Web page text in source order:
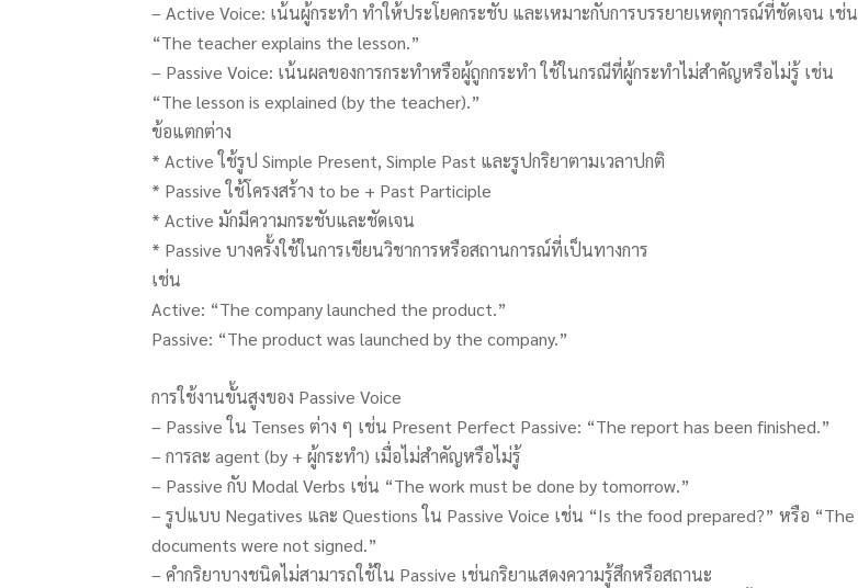
– Active Voice: เน้นผู้กระทำ ทำให้ประโยคกระชับ และเหมาะกับการบรรยายเหตุการณ์ที่ชัดเจน เช่น
“The teacher explains the lesson.”
– Passive Voice: เน้นผลของการกระทำหรือผู้ถูกกระทำ ใช้ในกรณีที่ผู้กระทำไม่สำคัญหรือไม่รู้ เช่น
“The lesson is explained (by the teacher).”
ข้อแตกต่าง
* Active ใช้รูป Simple Present, Simple Past และรูปกริยาตามเวลาปกติ
* Passive ใช้โครงสร้าง to be + Past Participle
* Active มักมีความกระชับและชัดเจน
* Passive บางครั้งใช้ในการเขียนวิชาการหรือสถานการณ์ที่เป็นทางการ
เช่น
Active: “The company launched the product.”
Passive: “The product was launched by the company.”
การใช้งานขั้นสูงของ Passive Voice
– Passive ใน Tenses ต่าง ๆ เช่น Present Perfect Passive: “The report has been finished.”
– การละ agent (by + ผู้กระทำ) เมื่อไม่สำคัญหรือไม่รู้
– Passive กับ Modal Verbs เช่น “The work must be done by tomorrow.”
– รูปแบบ Negatives และ Questions ใน Passive Voice เช่น “Is the food prepared?” หรือ “The
documents were not signed.”
– คำกริยาบางชนิดไม่สามารถใช้ใน Passive เช่นกริยาแสดงความรู้สึกหรือสถานะ